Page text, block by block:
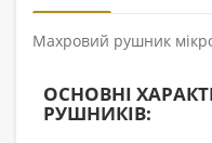
Махровий рушник
ОСНОВНІ
РУШНИКІВ: